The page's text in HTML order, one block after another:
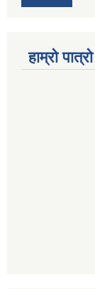
हाम्रो पात्रो